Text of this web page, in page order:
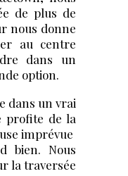
de plus de
nous donne
au centre
dans un
option.
dans un vrai
profite de la
imprévue
bien. Nous
la traversée